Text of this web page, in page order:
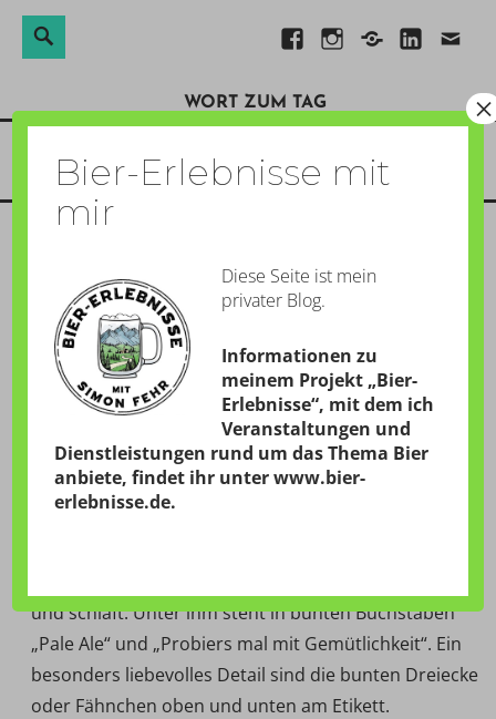
Direkt
Inhalt
FacebookInstagram
Xing Linkedin
E-
Suche
WORT ZUM TAG
Menü
YES, TU KAN!
GESCHRIEBEN AM:15. MÄRZ 2019
vonSimon
22:15 Uhr – Bei diesem hübschen Bierchen aus dem
HauseTilmans Bierefällt der Griff zur Flasche leicht:
und schläft. Unter ihm steht in bunten Buchstaben
„Pale Ale“ und „Probiers mal mit Gemütlichkeit“. Ein
besonders liebevolles Detail sind die bunten Dreiecke
oder Fähnchen oben und unten am Etikett.
Bier-Erlebnisse mit
mir
Diese Seite ist mein
privater Blog.
Informationen zu
meinem Projekt „Bier-
Erlebnisse“, mit dem ich
Veranstaltungen und
Dienstleistungen rund um das Thema Bier
anbiete, findet ihr unterwww.bier-
erlebnisse.de.
×